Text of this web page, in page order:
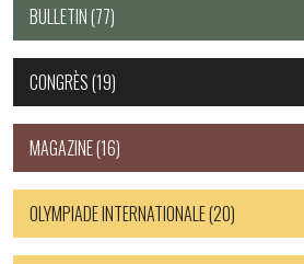
BULLETIN(77)
CONGRÈS(19)
MAGAZINE(16)
OLYMPIADE INTERNATIONALE(20)